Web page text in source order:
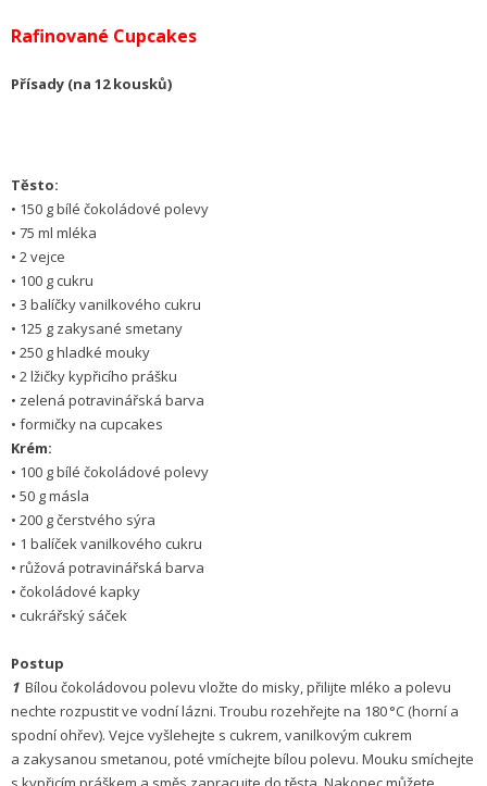
Rafinované Cupcakes
Přísady (na 12 kousků)
Těsto:
• 150 g bílé čokoládové polevy
• 75 ml mléka
• 2 vejce
• 100 g cukru
• 3 balíčky vanilkového cukru
• 125 g zakysané smetany
• 250 g hladké mouky
• 2 lžičky kypřicího prášku
• zelená potravinářská barva
• formičky na cupcakes
Krém:
• 100 g bílé čokoládové polevy
• 50 g másla
• 200 g čerstvého sýra
• 1 balíček vanilkového cukru
• růžová potravinářská barva
• čokoládové kapky
• cukrářský sáček
Postup
1Bílou čokoládovou polevu vložte do misky, přilijte mléko a polevu
nechte rozpustit ve vodní lázni. Troubu rozehřejte na 180 °C (horní a
spodní ohřev). Vejce vyšlehejte s cukrem, vanilkovým cukrem
a zakysanou smetanou, poté vmíchejte bílou polevu. Mouku smíchejte